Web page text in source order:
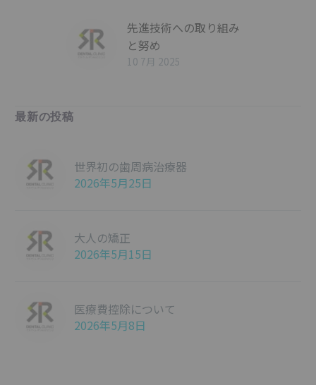
先進技術への取り組み
と努め
10 7月 2025
最新の投稿
世界初の歯周病治療器
2026年5月25日
大人の矯正
2026年5月15日
医療費控除について
2026年5月8日